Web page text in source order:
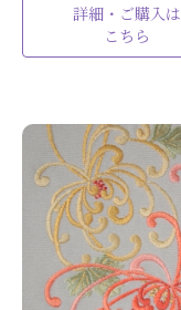
詳細・ご購入は
こちら